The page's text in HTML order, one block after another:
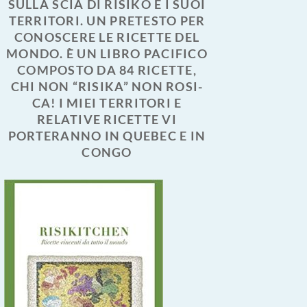
SULLA SCIA DI RISIKO E I SUOI
TERRITORI. UN PRETESTO PER
CONOSCERE LE RICETTE DEL
MONDO. È UN LIBRO PACIFICO
COMPOSTO DA 84 RICETTE,
CHI NON “RISIKA” NON ROSI-
CA! I MIEI TERRITORI E
RELATIVE RICETTE VI
PORTERANNO IN QUEBEC E IN
CONGO